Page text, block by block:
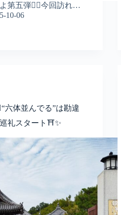
第五弾🚶‍♂️今回訪れ…
10-06
六体並んでる”は勘違
礼スタート⛩️✨